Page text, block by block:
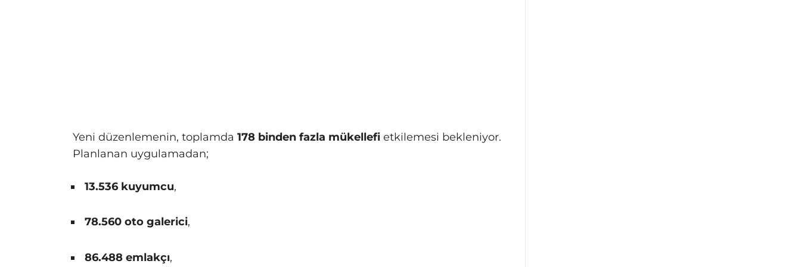
Yeni düzenlemenin, toplamda 178 binden fazla mükellefi etkilemesi bekleniyor.
Planlanan uygulamadan;
13.536 kuyumcu,
78.560 oto galerici,
86.488 emlakçı,